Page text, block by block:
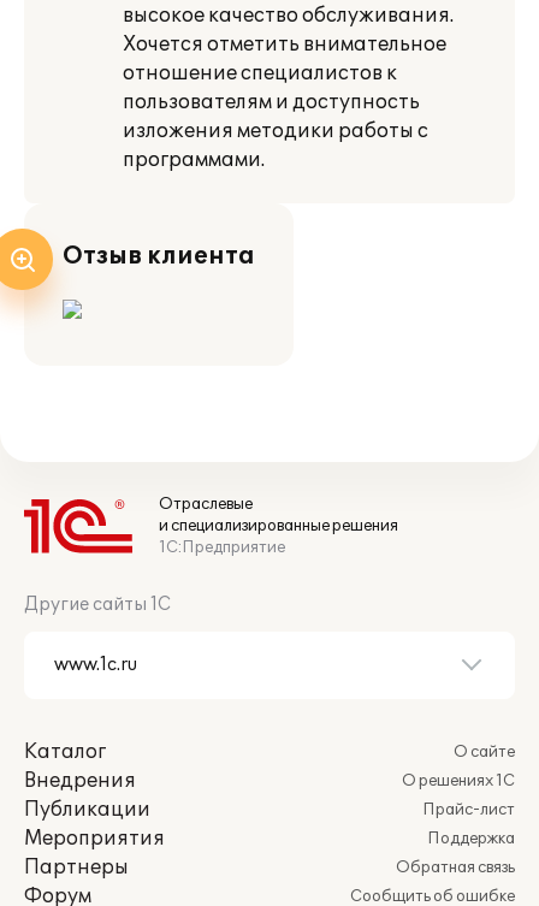
высокое качество обслуживания.
Хочется отметить внимательное
отношение специалистов к
пользователям и доступность
изложения методики работы с
программами.
Отзыв клиента
Отраслевые
и специализированные решения
1С:Предприятие
Другие сайты 1С
Каталог
Внедрения
Публикации
Мероприятия
Партнеры
Форум
О сайте
О решениях 1С
Прайс-лист
Поддержка
Обратная связь
Сообщить об ошибке